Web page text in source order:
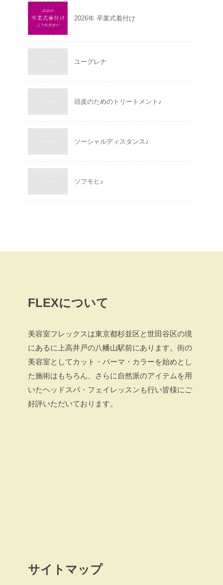
2026年 卒業式着付け
ユーグレナ
頭皮のためのトリートメント♪
ソーシャルディスタンス♪
ソフモヒ♪
FLEXについて
美容室フレックスは東京都杉並区と世田谷区の境
にあるに上高井戸の八幡山駅前にあります。街の
美容室としてカット・パーマ・カラーを始めとし
た施術はもちろん、さらに自然派のアイテムを用
いたヘッドスパ・フェイレッスンも行い皆様にご
好評いただいております。
サイトマップ